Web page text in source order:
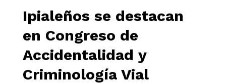
Ipialeños se destacan
en Congreso de
Accidentalidad y
Criminología Vial